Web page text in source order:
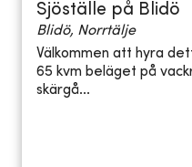
Sjöställe på Blidö
Blidö, Norrtälje
Välkommen att hyra
65 kvm beläget på
skärgå...